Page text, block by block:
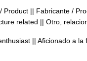
Product || Fabricante /
related || Otro,
|| Aficionado a la